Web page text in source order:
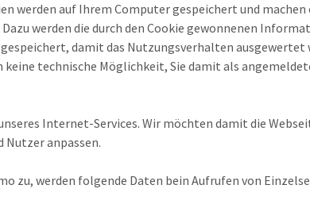
werden auf Ihrem Computer gespeichert und machen
werden die durch den Cookie gewonnenen
damit das Nutzungsverhalten ausgewertet
keine technische Möglichkeit, Sie damit als
Internet-Services. Wir möchten damit die
Nutzer anpassen.
zu, werden folgende Daten bein Aufrufen von